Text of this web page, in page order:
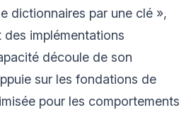
dictionnaires par une clé »,
implémentations
découle de son
sur les fondations de
pour les comportements